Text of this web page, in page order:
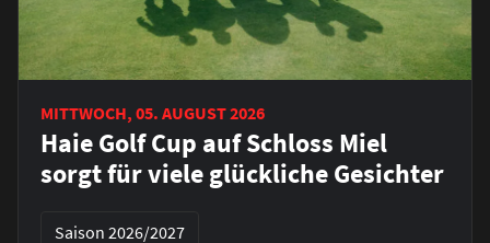
MITTWOCH, 05. AUGUST 2026
Haie Golf Cup auf Schloss Miel
sorgt für viele glückliche Gesichter
Saison 2026/2027